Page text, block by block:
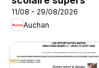
11/08 - 29/08/2026
Auchan